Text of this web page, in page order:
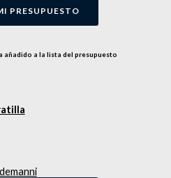
PRESUPUESTO
añadido a la lista del presupuesto